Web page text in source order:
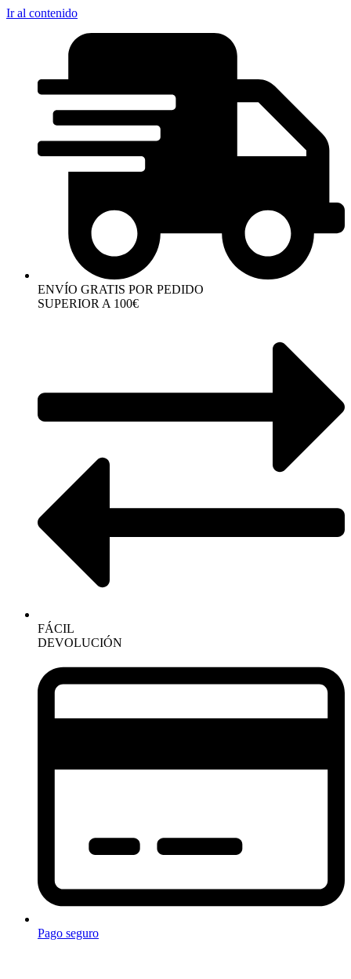
Ir al contenido
ENVÍO GRATIS POR PEDIDO
SUPERIOR A 100€
FÁCIL
DEVOLUCIÓN
Pago seguro